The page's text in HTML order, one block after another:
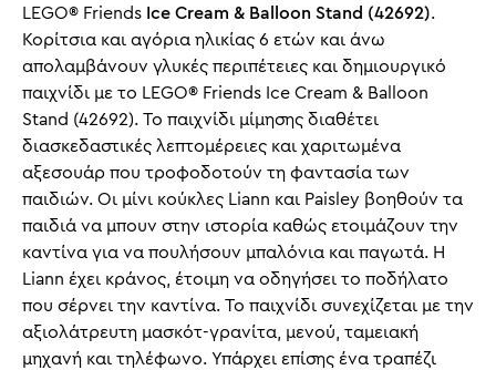
LEGO® Friends Ice Cream & Balloon Stand (42692).
Κορίτσια και αγόρια ηλικίας 6 ετών και άνω
απολαμβάνουν γλυκές περιπέτειες και δημιουργικό
παιχνίδι με το LEGO® Friends Ice Cream & Balloon
Stand (42692). Το παιχνίδι μίμησης διαθέτει
διασκεδαστικές λεπτομέρειες και χαριτωμένα
αξεσουάρ που τροφοδοτούν τη φαντασία των
παιδιών. Οι μίνι κούκλες Liann και Paisley βοηθούν τα
παιδιά να μπουν στην ιστορία καθώς ετοιμάζουν την
καντίνα για να πουλήσουν μπαλόνια και παγωτά. Η
Liann έχει κράνος, έτοιμη να οδηγήσει το ποδήλατο
που σέρνει την καντίνα. Το παιχνίδι συνεχίζεται με την
αξιολάτρευτη μασκότ-γρανίτα, μενού, ταμειακή
μηχανή και τηλέφωνο. Υπάρχει επίσης ένα τραπέζι